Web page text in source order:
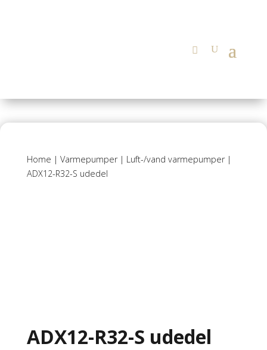
Home | Varmepumper| Luft-/vand varmepumper|
ADX12-R32-S udedel
ADX12-R32-S udedel